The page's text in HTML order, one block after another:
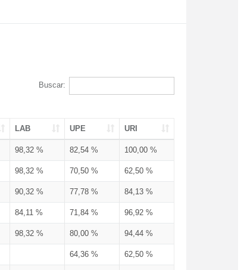
Buscar:
LAB UPE URI
98,32 % 82,54 % 100,00 %
98,32 % 70,50 % 62,50 %
90,32 % 77,78 % 84,13 %
84,11 % 71,84 % 96,92 %
98,32 % 80,00 % 94,44 %
64,36 % 62,50 %